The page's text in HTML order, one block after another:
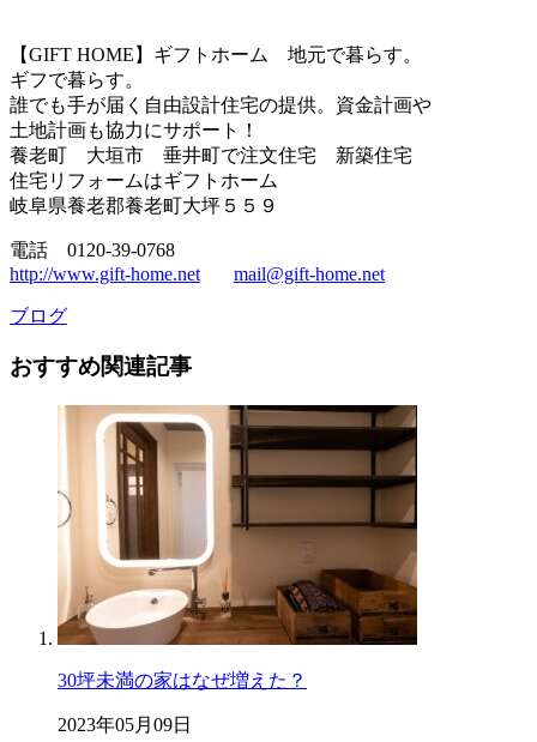
【GIFT HOME】ギフトホーム 地元で暮らす。
ギフで暮らす。
誰でも手が届く自由設計住宅の提供。資金計画や
土地計画も協力にサポート！
養老町 大垣市 垂井町で注文住宅 新築住宅
住宅リフォームはギフトホーム
岐阜県養老郡養老町大坪５５９
電話 0120-39-0768
http://www.gift-home.net
mail@gift-home.net
ブログ
おすすめ関連記事
30坪未満の家はなぜ増えた？
2023年05月09日